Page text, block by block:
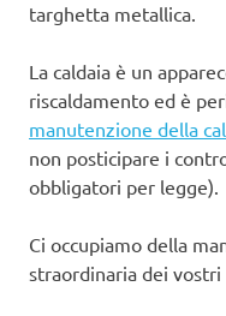
targhetta metallica.
La caldaia è un
riscaldamento ed è
manutenzione della
non posticipare i
obbligatori per legge).
Ci occupiamo della
straordinaria dei vostri